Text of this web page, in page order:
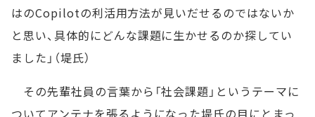
はのCopilotの利活用方法が見いだせるのではないか
と思い、具体的にどんな課題に生かせるのか探してい
ました」（堤氏）
その先輩社員の言葉から「社会課題」というテーマに